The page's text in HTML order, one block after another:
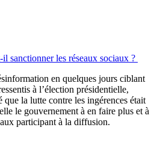
sanctionner les réseaux sociaux ?
en quelques jours ciblant
à l’élection présidentielle,
que la lutte contre les ingérences était
le gouvernement à en faire plus et à
participant à la diffusion.